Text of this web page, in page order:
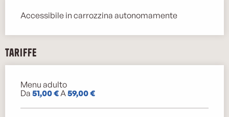
Accessibile in carrozzina autonomamente
Tariffe
Tariffe 2026
Menu adulto
Da 51,00 € A 59,00 €